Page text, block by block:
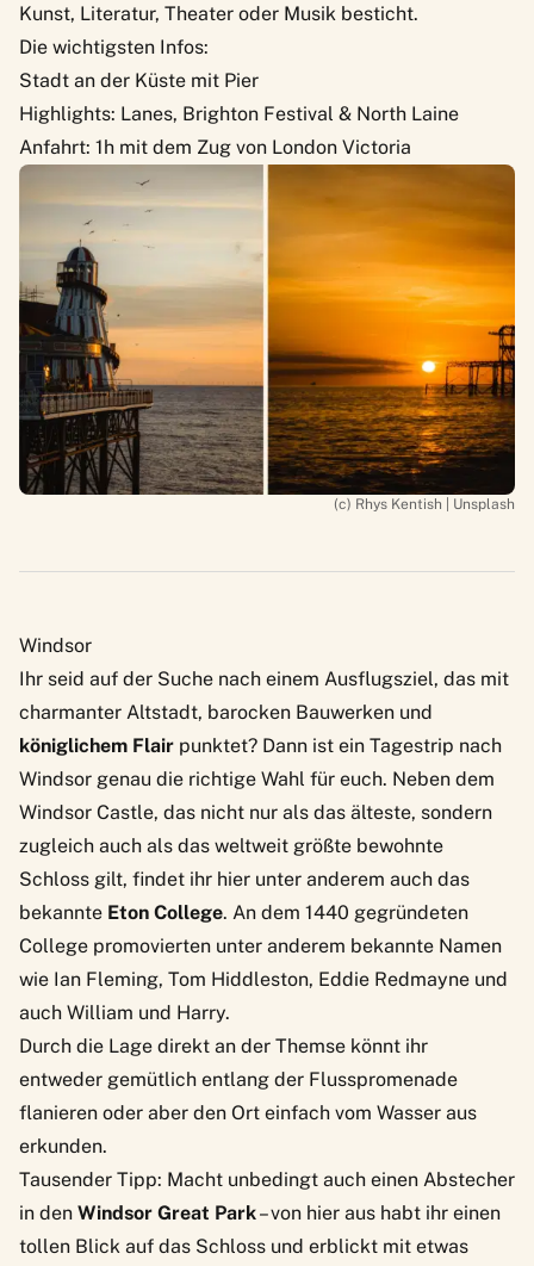
Kunst, Literatur, Theater oder Musik besticht.
Die wichtigsten Infos:
Stadt an der Küste mit Pier
Highlights: Lanes, Brighton Festival & North Laine
Anfahrt: 1h mit dem Zug von London Victoria
(c) Rhys Kentish | Unsplash
Windsor
Ihr seid auf der Suche nach einem Ausflugsziel, das mit
charmanter Altstadt, barocken Bauwerken und
königlichem Flair punktet? Dann ist ein Tagestrip nach
Windsor genau die richtige Wahl für euch. Neben dem
Windsor Castle, das nicht nur als das älteste, sondern
zugleich auch als das weltweit größte bewohnte
Schloss gilt, findet ihr hier unter anderem auch das
bekannte Eton College. An dem 1440 gegründeten
College promovierten unter anderem bekannte Namen
wie Ian Fleming, Tom Hiddleston, Eddie Redmayne und
auch William und Harry.
Durch die Lage direkt an der Themse könnt ihr
entweder gemütlich entlang der Flusspromenade
flanieren oder aber den Ort einfach vom Wasser aus
erkunden.
Tausender Tipp: Macht unbedingt auch einen Abstecher
in den Windsor Great Park– von hier aus habt ihr einen
tollen Blick auf das Schloss und erblickt mit etwas